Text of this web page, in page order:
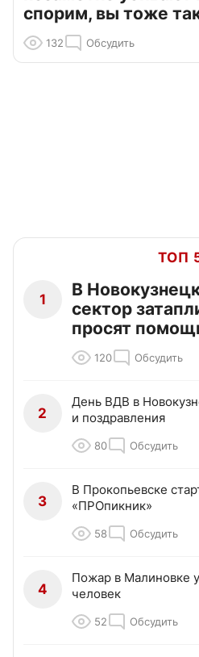
спорим, вы тоже
132 Обсудить
ТОП
1
В
сектор
просят
120 Обсудить
2
День ВДВ в
и поздравления
80 Обсудить
3
В Прокопьевске
«ПРОпикник»
58 Обсудить
4
Пожар в Малиновке
человек
52 Обсудить